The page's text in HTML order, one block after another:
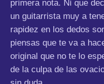
primera nota. Ni que
un guitarrista muy a
rapidez en los dedos
piensas que te va a
original que no te lo
de la culpa de las